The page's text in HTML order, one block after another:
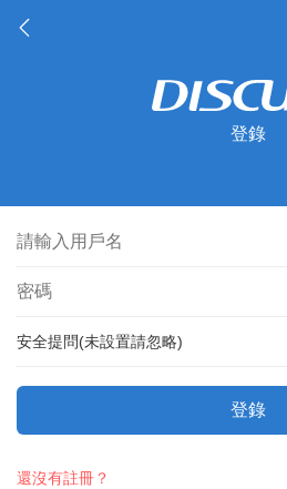
登錄
安全提問(未設置請忽略)
登錄
還沒有註冊？